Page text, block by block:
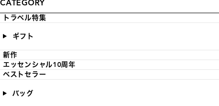
CATEGORY
トラベル特集
ギフト
新作
エッセンシャル10周年
ベストセラー
バッグ